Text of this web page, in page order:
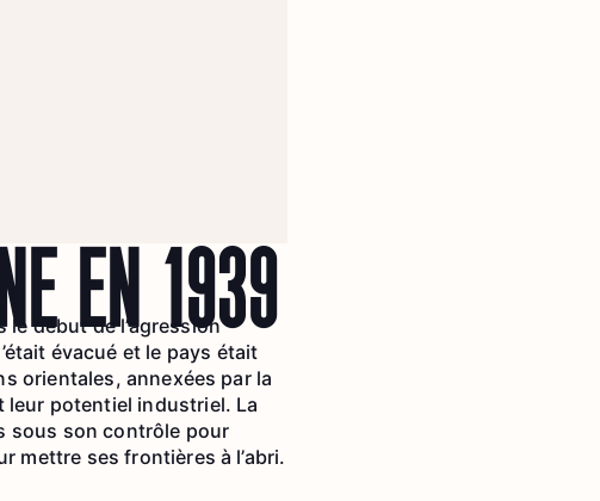
EN 1939
début de l’agression
évacué et le pays était
orientales, annexées par la
leur potentiel industriel. La
sous son contrôle pour
mettre ses frontières à l’abri.